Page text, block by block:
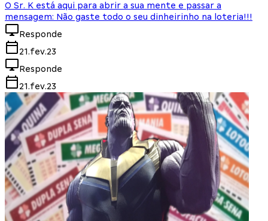
O Sr. K está aqui para abrir a sua mente e passar a
mensagem: Não gaste todo o seu dinheirinho na loteria!!!
Responde
21.fev.23
Responde
21.fev.23